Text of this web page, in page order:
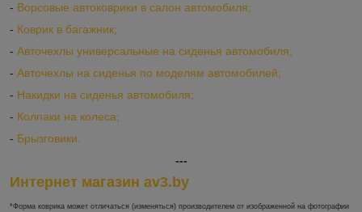
- Ворсовые автоковрики в салон автомобиля;
- Коврик в багажник;
- Авточехлы универсальные на сиденья автомобиля;
- Авточехлы на сиденья по моделям автомобилей;
- Накидки на сиденья автомобиля;
- Колпаки на колеса;
- Брызговики.
---
Интернет магазин av3.by
*Форма коврика может отличаться (изменяться) производителем от изображенной на фотографии